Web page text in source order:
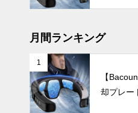
る！自動開閉
すめ8選。
UV・雨対策
【2025年最
新版】ニュア
ンスカラーの
月間ランキング
1
【
却プレー